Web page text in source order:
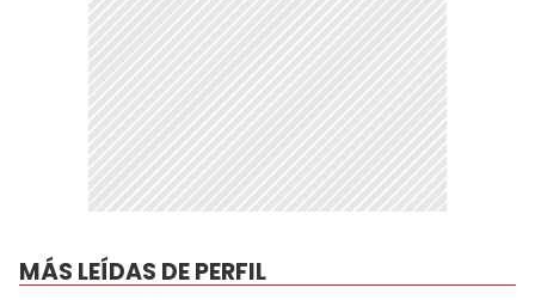
MÁS LEÍDAS DE PERFIL